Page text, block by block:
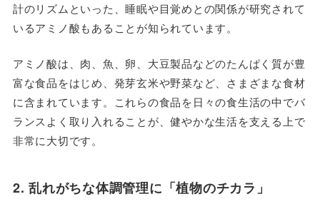
計のリズムといった、睡眠や目覚めとの関係が研究されて
いるアミノ酸もあることが知られています。
アミノ酸は、肉、魚、卵、大豆製品などのたんぱく質が豊
富な食品をはじめ、発芽玄米や野菜など、さまざまな食材
に含まれています。これらの食品を日々の食生活の中でバ
ランスよく取り入れることが、健やかな生活を支える上で
非常に大切です。
2. 乱れがちな体調管理に「植物のチカラ」